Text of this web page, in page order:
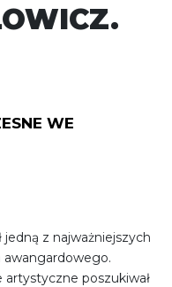
WE
jedną z najważniejszych
awangardowego.
artystyczne poszukiwał